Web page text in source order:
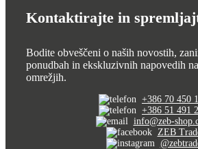
Kontaktirajte in
Bodite obveščeni o naših novostih,
ponudbah in ekskluzivnih napovedih
omrežjih.
+386 70 450
+386 51 491
info@zeb-
ZEB